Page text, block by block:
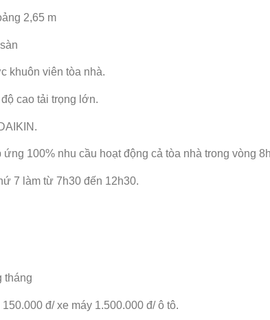
2,65 m
khuôn viên tòa nhà.
cao tải trọng lớn.
100% nhu cầu hoạt động cả tòa nhà trong vòng
7 làm từ 7h30 đến 12h30.
tháng
đ/ xe máy 1.500.000 đ/ ô tô.